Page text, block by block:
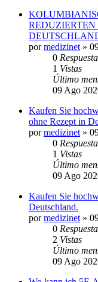
REDUZIERTEN
pormedizinet»
0
1 Vistas
Último
09 Ago
Kaufen Sie
ohne Rezept in
pormedizinet»
0
1 Vistas
Último
09 Ago
Kaufen Sie
Deutschland.
pormedizinet»
0
2 Vistas
Último
09 Ago